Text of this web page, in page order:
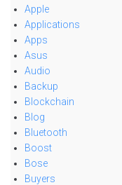
Apple
Applications
Apps
Asus
Audio
Backup
Blockchain
Blog
Bluetooth
Boost
Bose
Buyers